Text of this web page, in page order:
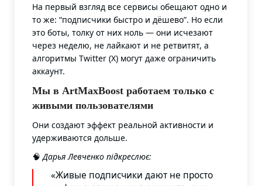
На первый взгляд все сервисы обещают одно и
то же: “подписчики быстро и дёшево”. Но если
это боты, толку от них ноль — они исчезают
через неделю, не лайкают и не ретвитят, а
алгоритмы Twitter (X) могут даже ограничить
аккаунт.
Мы в ArtMaxBoost работаем только с
живыми пользователями
Они создают эффект реальной активности и
удерживаются дольше.
🧠 Дарья Левченко підкреслює:
«Живые подписчики дают не просто